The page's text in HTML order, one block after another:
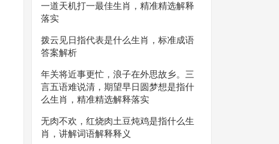
一道天机打一最佳生肖，精准精选解释
落实
拨云见日指代表是什么生肖，标准成语
答案解析
年关将近事更忙，浪子在外思故乡。三
言五语难说清，期望早日圆梦想是指什
么生肖，精准精选解释落实
无肉不欢，红烧肉土豆炖鸡是指什么生
肖，讲解词语解释释义